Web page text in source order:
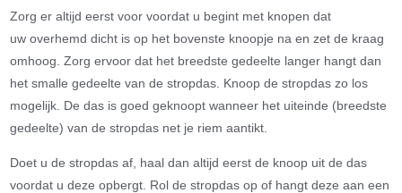
Zorg er altijd eerst voor voordat u begint met knopen dat
uw overhemd dicht is op het bovenste knoopje na en zet de kraag
omhoog. Zorg ervoor dat het breedste gedeelte langer hangt dan
het smalle gedeelte van de stropdas. Knoop de stropdas zo los
mogelijk. De das is goed geknoopt wanneer het uiteinde (breedste
gedeelte) van de stropdas net je riem aantikt.
Doet u de stropdas af, haal dan altijd eerst de knoop uit de das
voordat u deze opbergt. Rol de stropdas op of hangt deze aan een